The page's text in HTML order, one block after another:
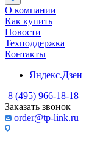
О компании
Как купить
Новости
Техподдержка
Контакты
Яндекс.Дзен
8 (495) 966-18-18
Заказать звонок
order@tp-link.ru